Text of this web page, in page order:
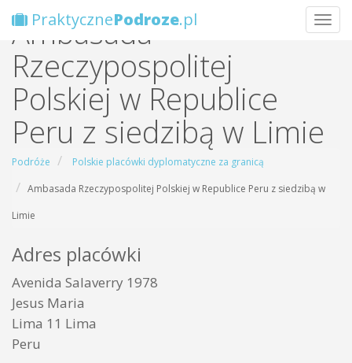
PraktycznePodroze.pl
Ambasada
Rzeczypospolitej
Polskiej w Republice
Peru z siedzibą w Limie
Podróże
Polskie placówki dyplomatyczne za granicą
Ambasada Rzeczypospolitej Polskiej w Republice Peru z siedzibą w
Limie
Adres placówki
Avenida Salaverry 1978
Jesus Maria
Lima 11 Lima
Peru